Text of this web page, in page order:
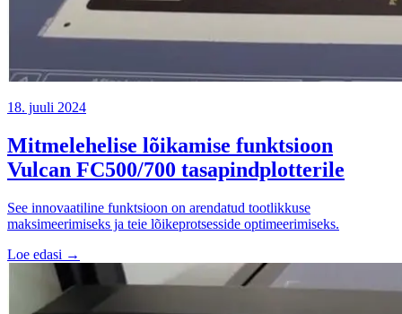
18. juuli 2024
Mitmelehelise lõikamise funktsioon
Vulcan FC500/700 tasapindplotterile
See innovaatiline funktsioon on arendatud tootlikkuse
maksimeerimiseks ja teie lõikeprotsesside optimeerimiseks.
Loe edasi →